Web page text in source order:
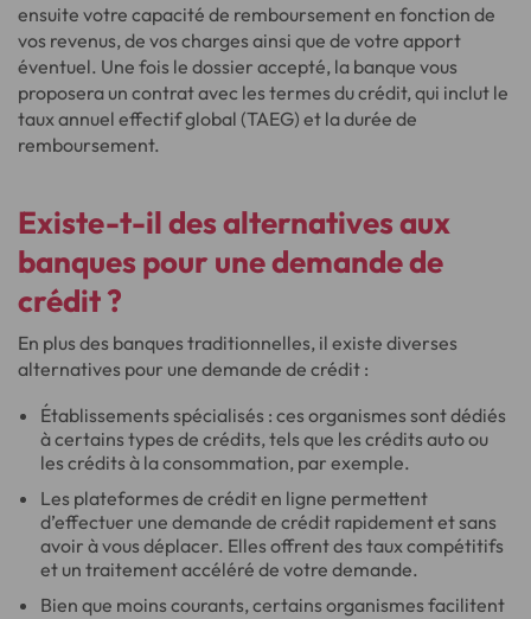
ensuite votre capacité de remboursement en fonction de
vos revenus, de vos charges ainsi que de votre apport
éventuel. Une fois le dossier accepté, la banque vous
proposera un contrat avec les termes du crédit, qui inclut le
taux annuel effectif global (TAEG) et la durée de
remboursement.
Existe-t-il des alternatives aux
banques pour une demande de
crédit ?
En plus des banques traditionnelles, il existe diverses
alternatives pour une demande de crédit :
Établissements spécialisés : ces organismes sont dédiés
à certains types de crédits, tels que les crédits auto ou
les crédits à la consommation, par exemple.
Les plateformes de crédit en ligne permettent
d’effectuer une demande de crédit rapidement et sans
avoir à vous déplacer. Elles offrent des taux compétitifs
et un traitement accéléré de votre demande.
Bien que moins courants, certains organismes facilitent